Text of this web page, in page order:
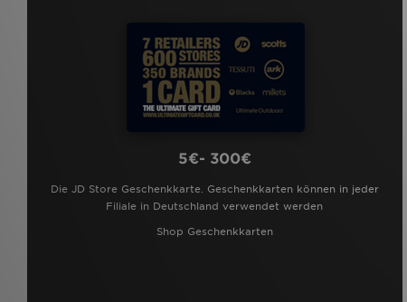
5€- 300€
Die JD Store Geschenkkarte. Geschenkkarten können in jeder
Filiale in Deutschland verwendet werden
Shop Geschenkkarten